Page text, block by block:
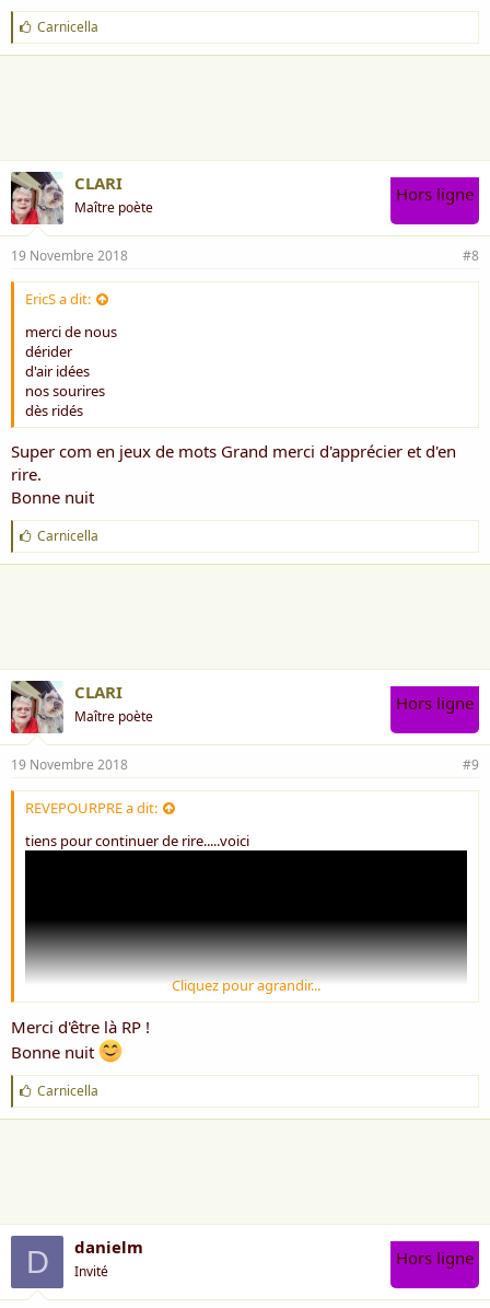
J
'
a
Carnicella
CLARI
Maître poète
Hors ligne
19 Novembre 2018 #8
EricS a dit:
merci de nous
dérider
d'air idées
nos sourires
dès ridés
Super com en jeux de mots Grand merci d'apprécier et d'en
rire.
Bonne nuit
J
'
a
Carnicella
CLARI
Maître poète
Hors ligne
19 Novembre 2018 #9
REVEPOURPRE a dit:
tiens pour continuer de rire.....voici
face de bouc!!!!!mdr
Cliquez pour agrandir...
Merci d'être là RP !
Bonne nuit
J
'
a
Carnicella
D danielm
Invité
Hors ligne